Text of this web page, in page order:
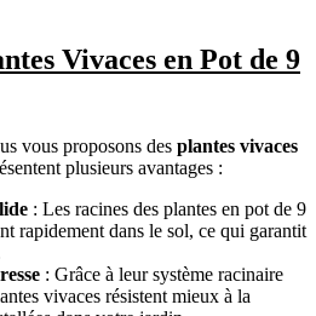
Vivaces en Pot de 9
vous proposons des plantes vivaces
plusieurs avantages :
: Les racines des plantes en pot de 9
rapidement dans le sol, ce qui garantit
: Grâce à leur système racinaire
vivaces résistent mieux à la